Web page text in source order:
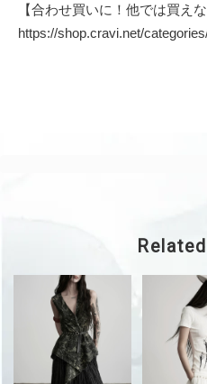
【合わせ買いに！他では買え
https://shop.cravi.net/